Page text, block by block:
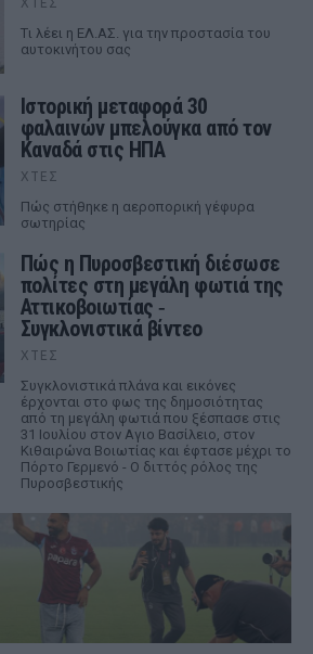
Tι λέει η ΕΛ.ΑΣ. για την προστασία του
αυτοκινήτου σας
Ιστορική μεταφορά 30
φαλαινών μπελούγκα από τον
Καναδά στις ΗΠΑ
ΧΤΕΣ
Πώς στήθηκε η αεροπορική γέφυρα
σωτηρίας
Πώς η Πυροσβεστική διέσωσε
πολίτες στη μεγάλη φωτιά της
Αττικοβοιωτίας ‑
Συγκλονιστικά βίντεο
ΧΤΕΣ
Συγκλονιστικά πλάνα και εικόνες
έρχονται στο φως της δημοσιότητας
από τη μεγάλη φωτιά που ξέσπασε στις
31 Ιουλίου στον Αγιο Βασίλειο, στον
Κιθαιρώνα Βοιωτίας και έφτασε μέχρι το
Πόρτο Γερμενό - Ο διττός ρόλος της
Πυροσβεστικής